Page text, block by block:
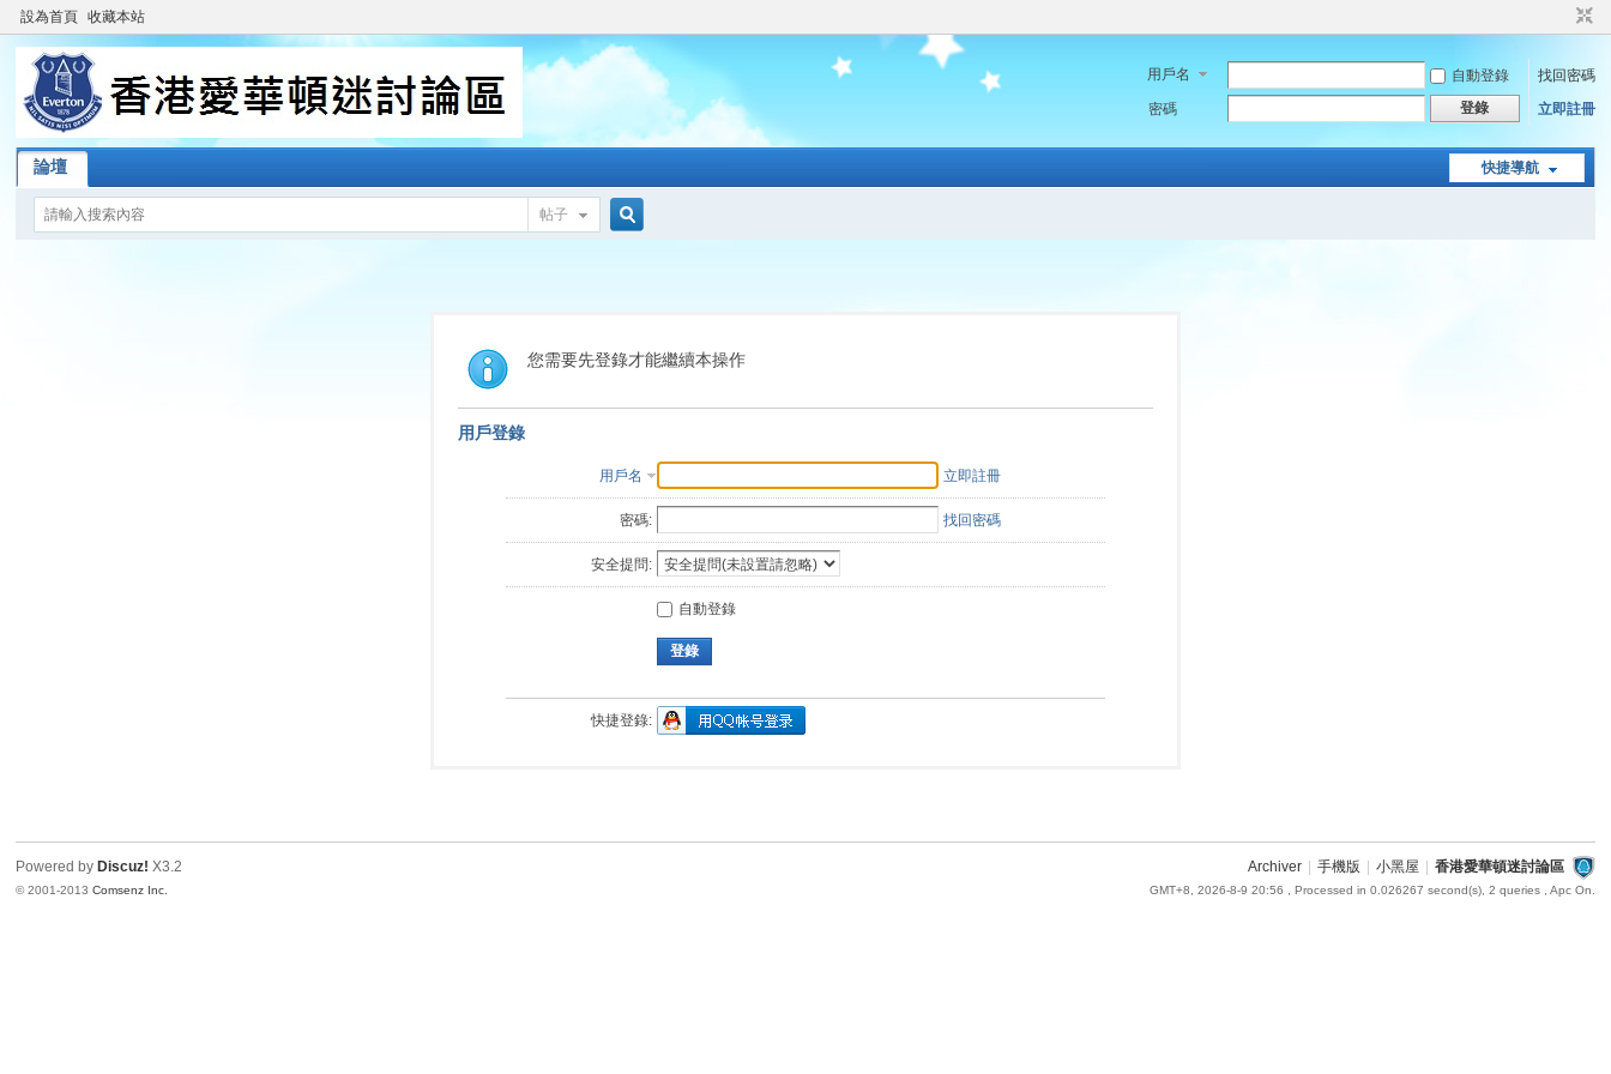
設為首頁 收藏本站
用戶名 自動登錄
找回密碼
密碼
登錄 立即註冊
快捷導航
論壇
帖子
索
您需要先登錄才能繼續本操作
用戶登錄
用戶名 立即註冊
密碼: 找回密碼
安全提問:
自動登錄
登錄
快捷登錄:
Archiver 手機版 小黑屋 香港愛華頓迷討論區
GMT+8, 2026-8-9 20:56 , Processed in 0.026267 second(s), 2 queries , Apc On.
Powered by Discuz! X3.2
© 2001-2013Comsenz Inc.